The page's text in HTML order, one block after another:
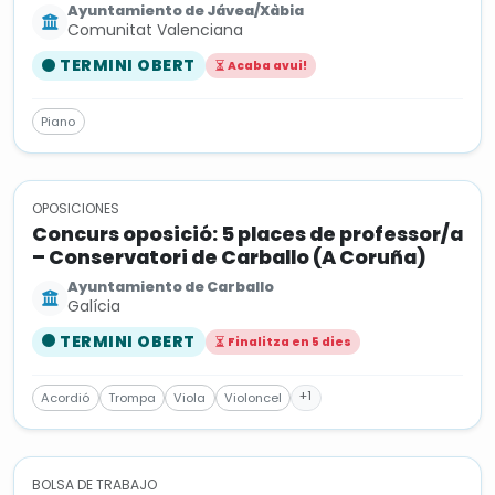
Ayuntamiento de Jávea/Xàbia
Comunitat Valenciana
TERMINI OBERT
Acaba avui!
Piano
OPOSICIONES
Concurs oposició: 5 places de professor/a
– Conservatori de Carballo (A Coruña)
Ayuntamiento de Carballo
Galícia
TERMINI OBERT
Finalitza en 5 dies
Acordió Trompa Viola Violoncel +1
BOLSA DE TRABAJO